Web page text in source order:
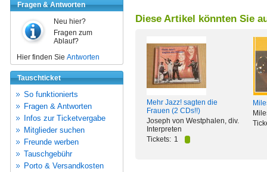
Fragen & Antworten
Neu hier?
Fragen zum
Ablauf?
Hier finden Sie Antworten
Tauschticket
So funktionierts
Fragen & Antworten
Infos zur Ticketvergabe
Mitglieder suchen
Freunde werben
Tauschgebühr
Porto & Versandkosten
Diese Artikel könnten Sie
Mehr Jazz! sagten die
Frauen (2 CDs!!)
Joseph von Westphalen, div.
Interpreten
Tickets: 1